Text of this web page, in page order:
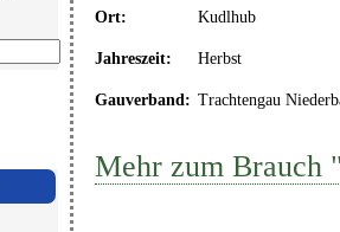
Ort: Kudlhub
Jahreszeit: Herbst
Gauverband: Trachtengau
Mehr zum Brauch